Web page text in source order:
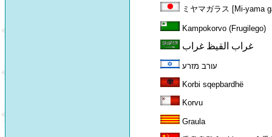
ミヤマガラス [Mi-yama
Kampokorvo (Frugilego)
غراب القيظ غراب
עורב מזרע
Korbi sqepbardhë
Korvu
Graula